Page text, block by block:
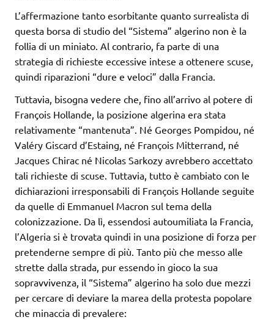
L’affermazione tanto esorbitante quanto surrealista di
questa borsa di studio del “Sistema” algerino non è la
follia di un miniato. Al contrario, fa parte di una
strategia di richieste eccessive intese a ottenere scuse,
quindi riparazioni “dure e veloci” dalla Francia.
Tuttavia, bisogna vedere che, fino all’arrivo al potere di
François Hollande, la posizione algerina era stata
relativamente “mantenuta”. Né Georges Pompidou, né
Valéry Giscard d’Estaing, né François Mitterrand, né
Jacques Chirac né Nicolas Sarkozy avrebbero accettato
tali richieste di scuse. Tuttavia, tutto è cambiato con le
dichiarazioni irresponsabili di François Hollande seguite
da quelle di Emmanuel Macron sul tema della
colonizzazione. Da lì, essendosi autoumiliata la Francia,
l’Algeria si è trovata quindi in una posizione di forza per
pretenderne sempre di più. Tanto più che messo alle
strette dalla strada, pur essendo in gioco la sua
sopravvivenza, il “Sistema” algerino ha solo due mezzi
per cercare di deviare la marea della protesta popolare
che minaccia di prevalere: